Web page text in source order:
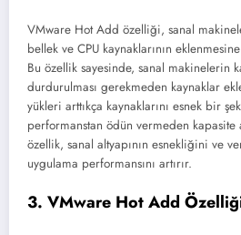
VMware Hot Add özelliği, sanal
bellek ve CPU kaynaklarının
Bu özellik sayesinde, sanal makinelerin
durdurulması gerekmeden kaynaklar
yükleri arttıkça kaynaklarını esnek bir
performanstan ödün vermeden kapasite
özellik, sanal altyapının esnekliğini ve
uygulama performansını artırır.
3. VMware Hot Add